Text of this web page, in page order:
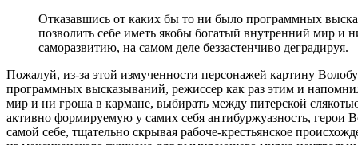
Отказавшись от каких бы то ни было программных
позволить себе иметь якобы богатый внутренний мир и
саморазвитию, на самом деле беззастенчиво деградируя.
Пожалуй, из-за этой измученности персонажей картину
программных высказываний, режиссер как раз этим и
мир и ни гроша в кармане, выбирать между питерской
активно формируемую у самих себя антибуржуазность, герои
самой себе, тщательно скрывая рабоче-крестьянское